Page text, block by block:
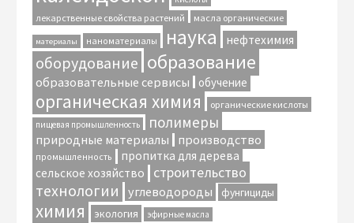
лекарственные свойства растений масла органические
материалы наноматериалы наука нефтехимия
оборудование образование
образовательные сервисы обучение
органическая химия органические кислоты
пищевая промышленность полимеры
природные материалы производство
промышленность
пропитка для дерева
сельское хозяйство
строительство
технологии углеводороды фунгициды
химия экология эфирные масла